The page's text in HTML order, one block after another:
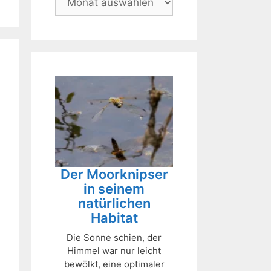
Der Moorknipser
in seinem
natürlichen
Habitat
Die Sonne schien, der
Himmel war nur leicht
bewölkt, eine optimaler